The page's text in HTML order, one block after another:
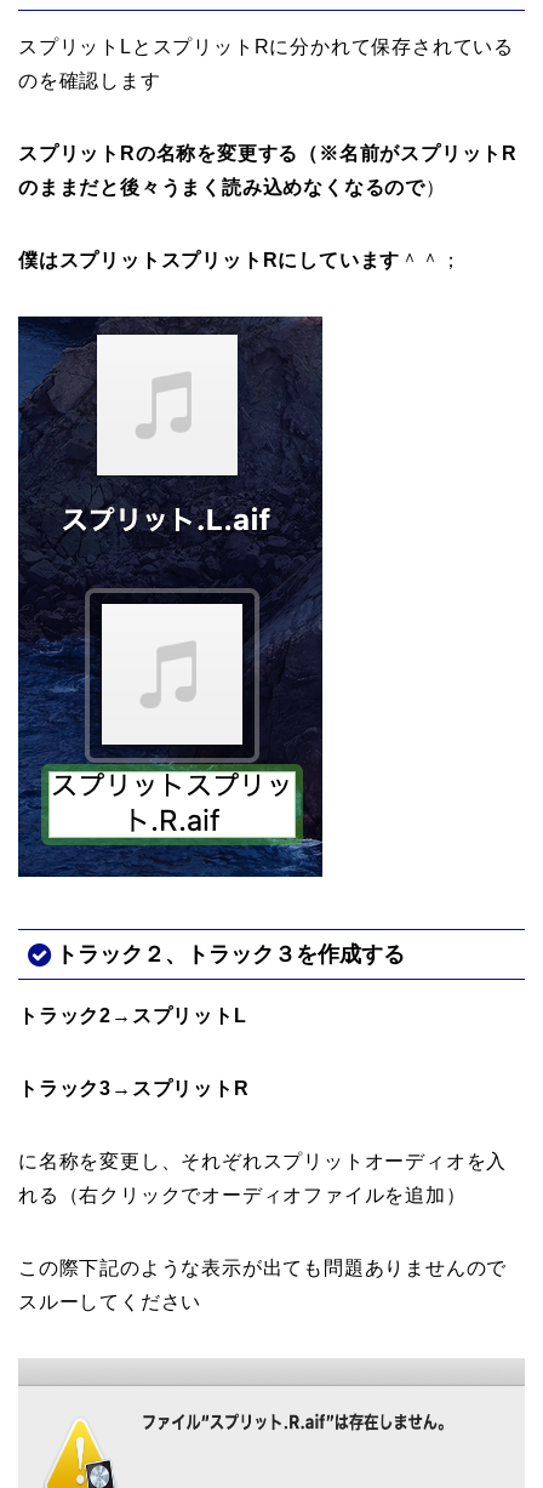
スプリットLとスプリットRに分かれて保存されている
のを確認 します
スプリットRの名称を変更する（※名前がスプリットR
のままだと後々うまく読み込めなくなるので）
僕はスプリットスプリットRにしています ＾＾；
トラック２、トラック３を作成する
トラック2→スプリットL
トラック3→スプリットR
に名称を変更し、それぞれスプリットオーディオを入
れる（右クリックでオーディオファイルを追加）
この際下記のような表示が出ても問題ありませんので
スルーしてください